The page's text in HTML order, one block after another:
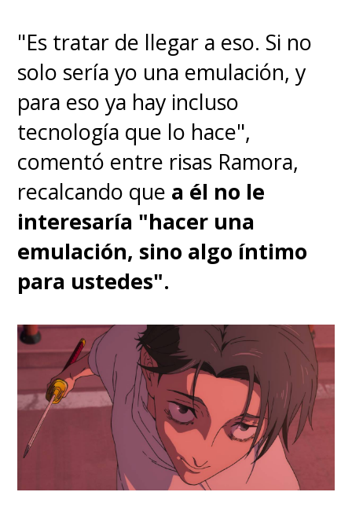
"Es tratar de llegar a eso. Si no
solo sería yo una emulación, y
para eso ya hay incluso
tecnología que lo hace",
comentó entre risas Ramora,
recalcando que a él no le
interesaría "hacer una
emulación, sino algo íntimo
para ustedes".